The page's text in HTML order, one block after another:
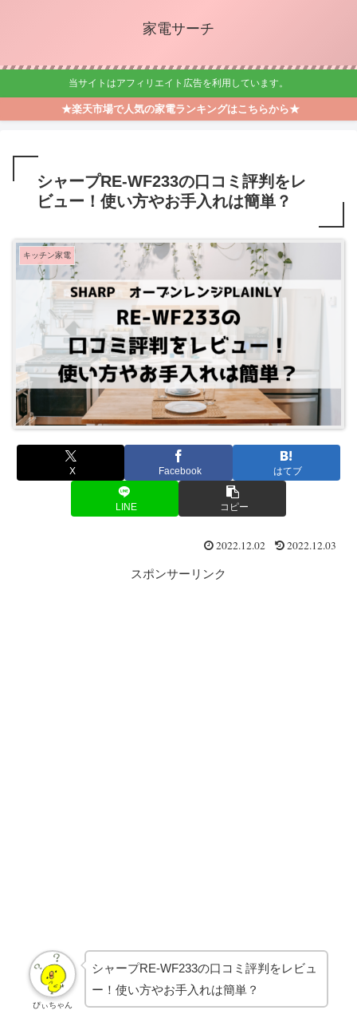
家電サーチ
当サイトはアフィリエイト広告を利用しています。
★楽天市場で人気の家電ランキングはこちらから★
シャープRE-WF233の口コミ評判をレ
ビュー！使い方やお手入れは簡単？
キッチン家電
X Facebook はてブ
LINE コピー
2022.12.02 2022.12.03
スポンサーリンク
ぴぃちゃん
シャープRE-WF233の口コミ評判をレビュ
ー！使い方やお手入れは簡単？